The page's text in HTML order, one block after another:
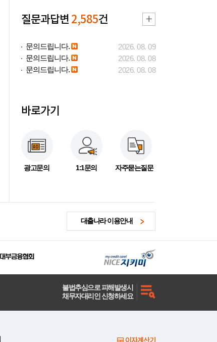
질문과답변 2,585건
문의드립니다.
2026. 08. 09
문의드립니다.
2026. 08. 08
문의드립니다.
2026. 08. 08
바로가기
광고문의 1:1문의 자주묻는질문
대출나라 이용안내
불법추심으로 피해발생시
채무자대리인 신청하세요